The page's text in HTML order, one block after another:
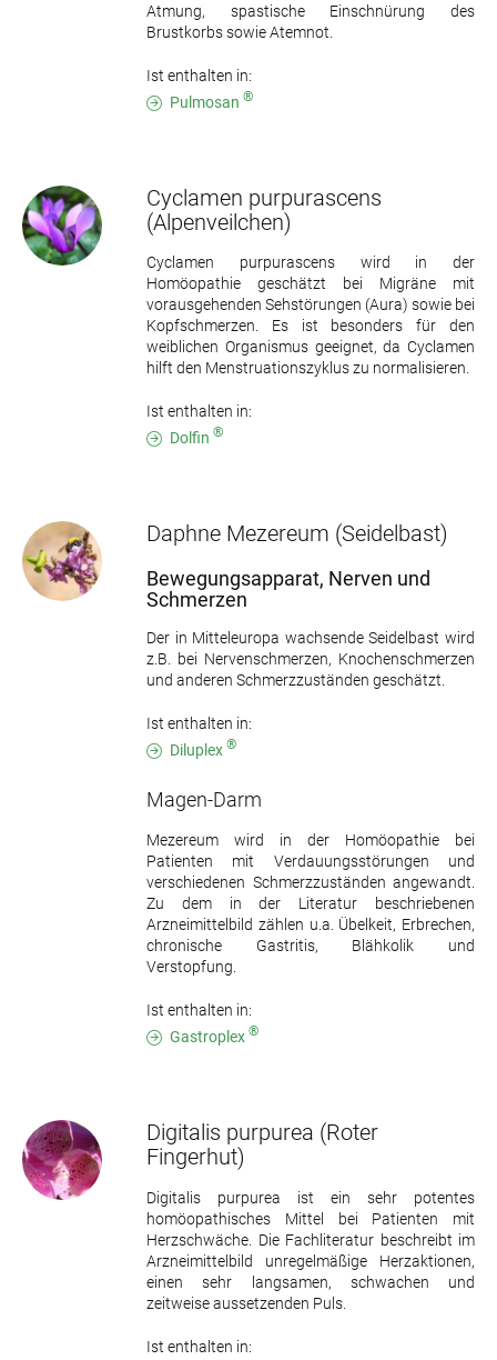
Atmung, spastische Einschnürung des
Brustkorbs sowie Atemnot.
Ist enthalten in:
Pulmosan ®
Cyclamen purpurascens
(Alpenveilchen)
Cyclamen purpurascens wird in der
Homöopathie geschätzt bei Migräne mit
vorausgehenden Sehstörungen (Aura) sowie bei
Kopfschmerzen. Es ist besonders für den
weiblichen Organismus geeignet, da Cyclamen
hilft den Menstruationszyklus zu normalisieren.
Ist enthalten in:
Dolfin ®
Daphne Mezereum (Seidelbast)
Bewegungsapparat, Nerven und
Schmerzen
Der in Mitteleuropa wachsende Seidelbast wird
z.B. bei Nervenschmerzen, Knochenschmerzen
und anderen Schmerzzuständen geschätzt.
Ist enthalten in:
Diluplex ®
Magen-Darm
Mezereum wird in der Homöopathie bei
Patienten mit Verdauungsstörungen und
verschiedenen Schmerzzuständen angewandt.
Zu dem in der Literatur beschriebenen
Arzneimittelbild zählen u.a. Übelkeit, Erbrechen,
chronische Gastritis, Blähkolik und
Verstopfung.
Ist enthalten in:
Gastroplex ®
Digitalis purpurea (Roter
Fingerhut)
Digitalis purpurea ist ein sehr potentes
homöopathisches Mittel bei Patienten mit
Herzschwäche. Die Fachliteratur beschreibt im
Arzneimittelbild unregelmäßige Herzaktionen,
einen sehr langsamen, schwachen und
zeitweise aussetzenden Puls.
Ist enthalten in: